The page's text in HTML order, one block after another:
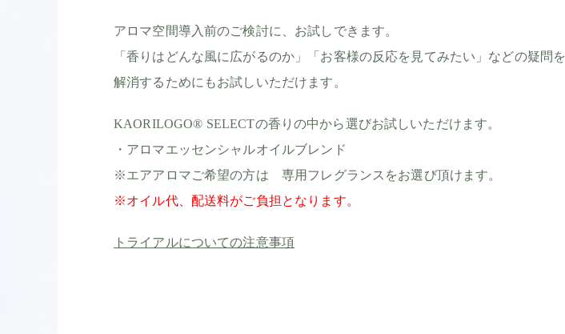
アロマ空間導入前のご検討に、お試しできます。
「香りはどんな風に広がるのか」「お客様の反応を見てみたい」などの疑問を
解消するためにもお試しいただけます。
KAORILOGO® SELECTの香りの中から選びお試しいただけます。
・アロマエッセンシャルオイルブレンド
※エアアロマご希望の方は 専用フレグランスをお選び頂けます。
※オイル代、配送料がご負担となります。
トライアルについての注意事項